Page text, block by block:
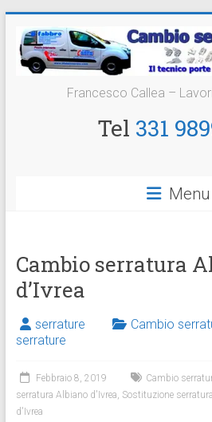
contenuto
Cambio
Serratura
Francesco Callea –
Tel 331
Menu
Cambio serratura
d’Ivrea
serrature Cambio
serrature
Febbraio 8, 2019 Cambio
serratura Albiano d'Ivrea, Sostituzione
d'Ivrea